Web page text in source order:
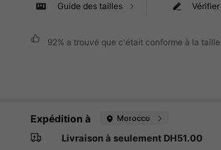
Guide des tailles
92% a trouvé que c'était conforme à la taille
Expédition à Morocco
Livraison à seulement DH51.00